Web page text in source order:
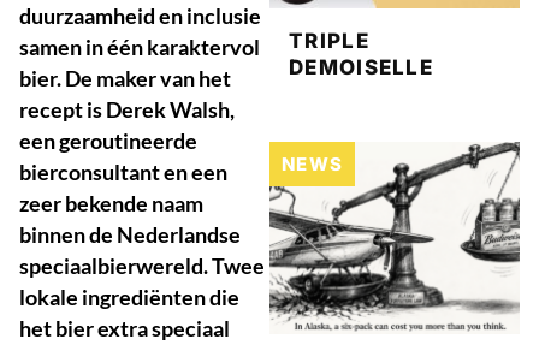
duurzaamheid en inclusie
samen in één karaktervol
bier. De maker van het
recept is Derek Walsh,
een geroutineerde
bierconsultant en een
zeer bekende naam
binnen de Nederlandse
speciaalbierwereld. Twee
lokale ingrediënten die
het bier extra speciaal
TRIPLE
DEMOISELLE
NEWS